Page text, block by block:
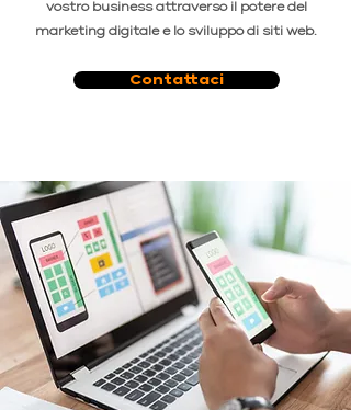
vostro business attraverso il potere del
marketing digitale e lo sviluppo di siti web.
Contattaci